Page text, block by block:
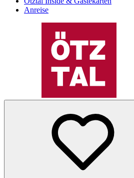
Anreise